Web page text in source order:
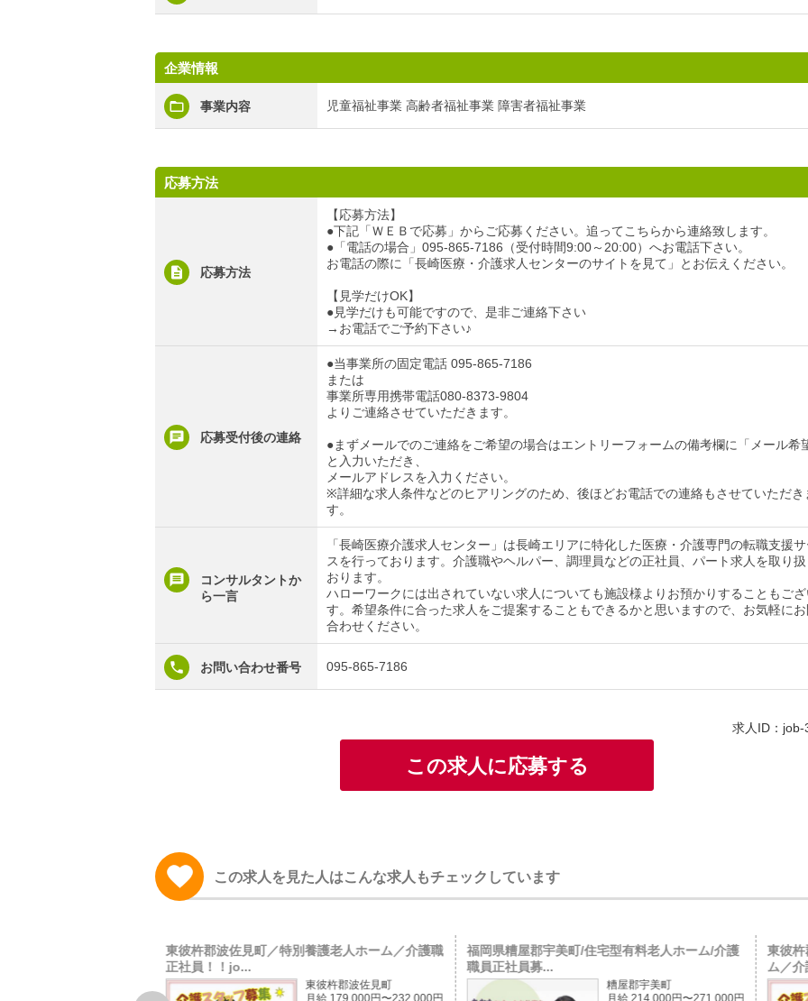
企業情報
事業内容 児童福祉事業 高齢者福祉事業 障害者福祉事業
応募方法
応募方法
【応募方法】
●下記「ＷＥＢで応募」からご応募ください。追ってこちらから連絡致します。
●「電話の場合」095-865-7186（受付時間9:00～20:00）へお電話下さい。
お電話の際に「長崎医療・介護求人センターのサイトを見て」とお伝えください。
【見学だけOK】
●見学だけも可能ですので、是非ご連絡下さい
→お電話でご予約下さい♪
応募受付後の連絡
●当事業所の固定電話 095-865-7186
または
事業所専用携帯電話080-8373-9804
よりご連絡させていただきます。
●まずメールでのご連絡をご希望の場合はエントリーフォームの備考欄に「メール希
と入力いただき、
メールアドレスを入力ください。
※詳細な求人条件などのヒアリングのため、後ほどお電話での連絡もさせていただき
す。
コンサルタントか
ら一言
「長崎医療介護求人センター」は長崎エリアに特化した医療・介護専門の転職支援
スを行っております。介護職やヘルパー、調理員などの正社員、パート求人を取り
おります。
ハローワークには出されていない求人についても施設様よりお預かりすることもご
す。希望条件に合った求人をご提案することもできるかと思いますので、お気軽に
合わせください。
お問い合わせ番号 095-865-7186
求人ID：job-
この求人に応募する
この求人を見た人はこんな求人もチェックしています
月給 186,200円〜222,800円
東彼杵郡波佐見町／特別養護老人ホーム／介護職
正社員！！jo...
東彼杵郡波佐見町
月給 179,000円〜232,000円
福岡県糟屋郡宇美町/住宅型有料老人ホーム/介護
職員正社員募...
糟屋郡宇美町
月給 214,000円〜271,000円
東彼
ム／